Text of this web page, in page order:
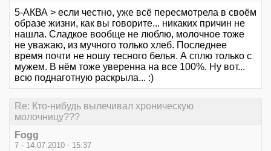
5-АКВА > если честно, уже всё пересмотрела в своём
образе жизни, как вы говорите... никаких причин не
нашла. Сладкое вообще не люблю, молочное тоже
не уважаю, из мучного только хлеб. Последнее
время почти не ношу тесного белья. А сплю только с
мужем. В нём тоже уверенна на все 100%. Ну вот...
всю поднаготную раскрыла... :)
Re: Кто-нибудь вылечивал хроническую
молочницу???
Fogg
7 - 14.07.2010 - 15:37